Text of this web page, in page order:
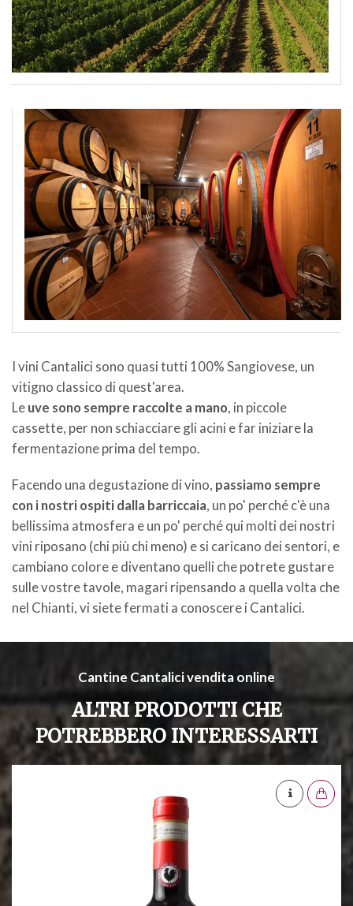
I vini Cantalici sono quasi tutti 100% Sangiovese, un
vitigno classico di quest'area.
Leuve sono sempre raccolte a mano, in piccole
cassette, per non schiacciare gli acini e far iniziare la
fermentazione prima del tempo.
Facendo una degustazione di vino, passiamo sempre
con i nostri ospiti dalla barriccaia, un po' perché c'è una
bellissima atmosfera e un po' perché qui molti dei nostri
vini riposano (chi più chi meno) e si caricano dei sentori, e
cambiano colore e diventano quelli che potrete gustare
sulle vostre tavole, magari ripensando a quella volta che
nel Chianti, vi siete fermati a conoscere i Cantalici.
Cantine Cantalici vendita online
ALTRI PRODOTTI CHE
POTREBBERO INTERESSARTI